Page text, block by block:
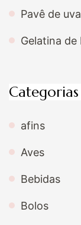
Pavê de
Gelatina de
Categorias
afins
Aves
Bebidas
Bolos